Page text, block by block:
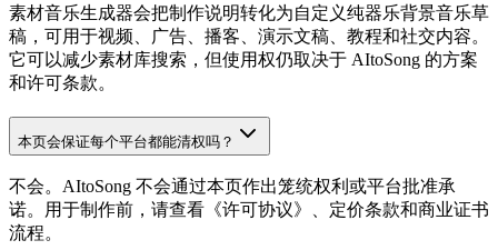
素材音乐生成器会把制作说明转化为自定义纯器乐背景音乐草
稿，可用于视频、广告、播客、演示文稿、教程和社交内容。
它可以减少素材库搜索，但使用权仍取决于 AItoSong 的方案
和许可条款。
本页会保证每个平台都能清权吗？
不会。AItoSong 不会通过本页作出笼统权利或平台批准承
诺。用于制作前，请查看《许可协议》、定价条款和商业证书
流程。